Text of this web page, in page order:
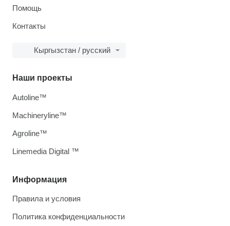
Помощь
Контакты
Кыргызстан / русский
Информация
Правила и условия
Политика конфиденциальности
Наши проекты
Autoline™
Machineryline™
Agroline™
Linemedia Digital ™